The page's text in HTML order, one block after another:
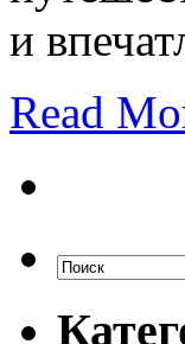
и
Read